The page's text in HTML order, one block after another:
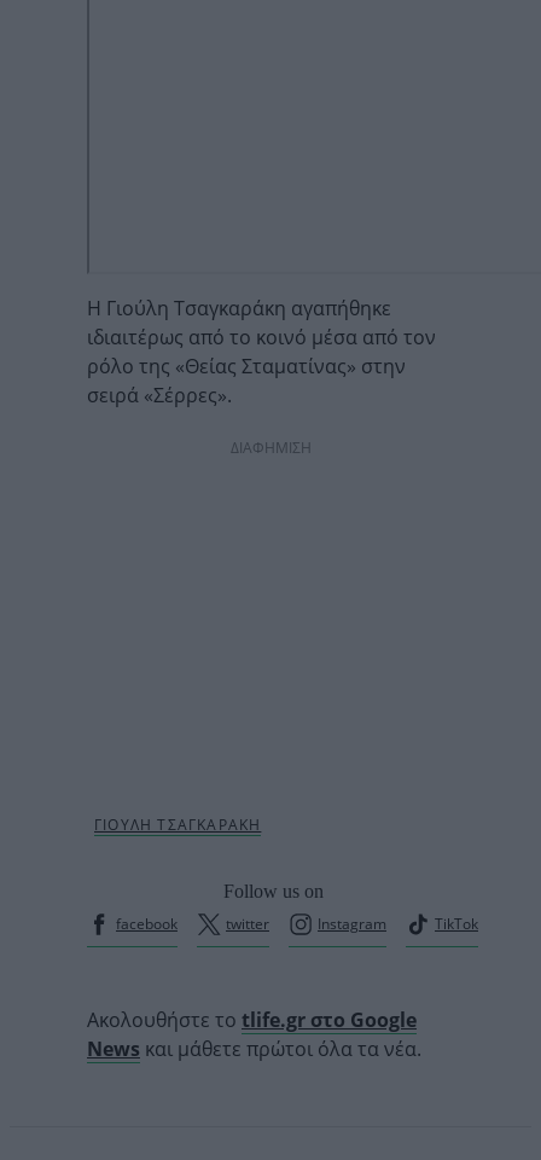
Η Γιούλη Τσαγκαράκη αγαπήθηκε
ιδιαιτέρως από το κοινό μέσα από τον
ρόλο της «Θείας Σταματίνας» στην
σειρά «Σέρρες».
ΔΙΑΦΗΜΙΣΗ
Follow us on
facebook
twitter Instagram TikTok
Ακολουθήστε το tlife.gr στο Google
News και μάθετε πρώτοι όλα τα νέα.